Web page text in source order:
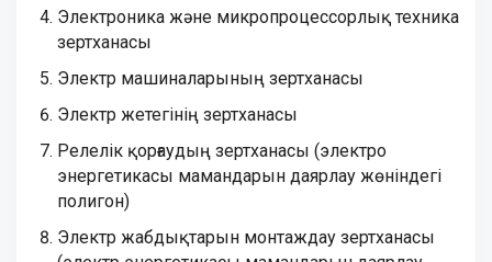
Электроника және микропроцессорлық техника
зертханасы
Электр машиналарының зертханасы
Электр жетегінің зертханасы
Релелік қорғаудың зертханасы (электро
энергетикасы мамандарын даярлау жөніндегі
полигон)
Электр жабдықтарын монтаждау зертханасы